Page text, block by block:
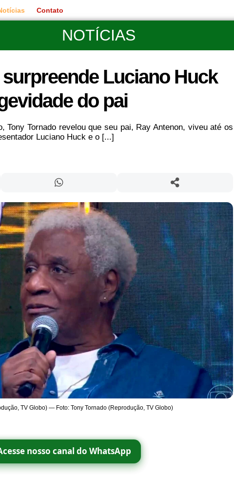
Contato
NOTÍCIAS
Luciano Huck
do pai
Tony Tornado revelou que seu pai, Ray Antenon, viveu até os
Luciano Huck e o [...]
TV Globo) — Foto: Tony Tornado (Reprodução, TV Globo)
nosso canal do WhatsApp